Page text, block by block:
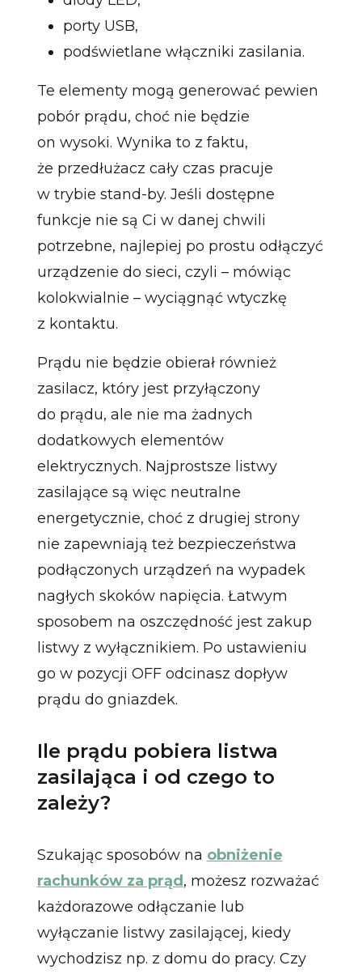
porty USB,
podświetlane włączniki zasilania.
Te elementy mogą generować pewien
pobór prądu, choć nie będzie
on wysoki. Wynika to z faktu,
że przedłużacz cały czas pracuje
w trybie stand-by. Jeśli dostępne
funkcje nie są Ci w danej chwili
potrzebne, najlepiej po prostu odłączyć
urządzenie do sieci, czyli – mówiąc
kolokwialnie – wyciągnąć wtyczkę
z kontaktu.
Prądu nie będzie obierał również
zasilacz, który jest przyłączony
do prądu, ale nie ma żadnych
dodatkowych elementów
elektrycznych. Najprostsze listwy
zasilające są więc neutralne
energetycznie, choć z drugiej strony
nie zapewniają też bezpieczeństwa
podłączonych urządzeń na wypadek
nagłych skoków napięcia. Łatwym
sposobem na oszczędność jest zakup
listwy z wyłącznikiem. Po ustawieniu
go w pozycji OFF odcinasz dopływ
prądu do gniazdek.
Ile prądu pobiera listwa
zasilająca i od czego to
zależy?
Szukając sposobów na obniżenie
rachunków za prąd, możesz rozważać
każdorazowe odłączanie lub
wyłączanie listwy zasilającej, kiedy
wychodzisz np. z domu do pracy. Czy